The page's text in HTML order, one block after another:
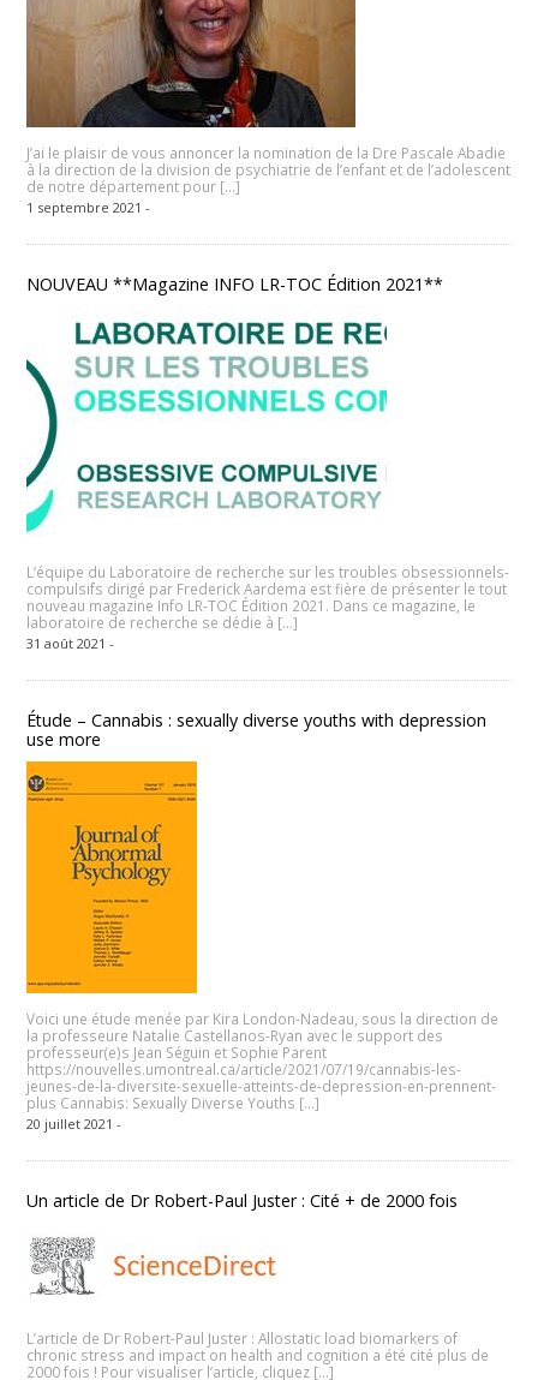
J’ai le plaisir de vous annoncer la nomination de la Dre Pascale Abadie
à la direction de la division de psychiatrie de l’enfant et de l’adolescent
de notre département pour […]
1 septembre 2021 -
NOUVEAU **Magazine INFO LR-TOC Édition 2021**
L’équipe du Laboratoire de recherche sur les troubles obsessionnels-
compulsifs dirigé par Frederick Aardema est fière de présenter le tout
nouveau magazine Info LR-TOC Édition 2021. Dans ce magazine, le
laboratoire de recherche se dédie à […]
31 août 2021 -
Étude – Cannabis : sexually diverse youths with depression
use more
Voici une étude menée par Kira London-Nadeau, sous la direction de
la professeure Natalie Castellanos-Ryan avec le support des
professeur(e)s Jean Séguin et Sophie Parent
https://nouvelles.umontreal.ca/article/2021/07/19/cannabis-les-
jeunes-de-la-diversite-sexuelle-atteints-de-depression-en-prennent-
plus Cannabis: Sexually Diverse Youths […]
20 juillet 2021 -
Un article de Dr Robert-Paul Juster : Cité + de 2000 fois
L’article de Dr Robert-Paul Juster : Allostatic load biomarkers of
chronic stress and impact on health and cognition a été cité plus de
2000 fois ! Pour visualiser l’article, cliquez […]